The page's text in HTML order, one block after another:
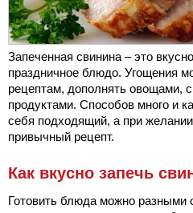
Запеченная свинина – это
праздничное блюдо. Угощения
рецептам, дополнять овощами,
продуктами. Способов много и
себя подходящий, а при
привычный рецепт.
Как вкусно запечь
Готовить блюда можно разными